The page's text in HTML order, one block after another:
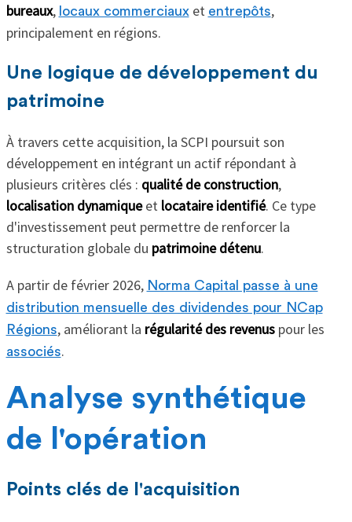
bureaux, locaux commerciauxet entrepôts,
principalement en régions.
Une logique de développement du
patrimoine
À travers cette acquisition, la SCPI poursuit son
développement en intégrant un actif répondant à
plusieurs critères clés : qualité de construction,
localisation dynamiqueet locataire identifié. Ce type
d'investissement peut permettre de renforcer la
structuration globale du patrimoine détenu.
A partir de février 2026, Norma Capital passe à une
distribution mensuelle des dividendes pour NCap
Régions, améliorant la régularité des revenuspour les
associés.
Analyse synthétique
de l'opération
Points clés de l'acquisition